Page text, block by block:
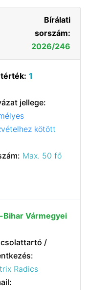
Bírálati
sorszám:
2026/246
1
jellege:
kötött
Max. 50 fő
Bihar Vármegyei
/
Radics